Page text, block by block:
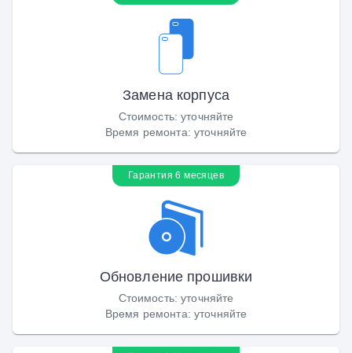
Замена корпуса
Стоимость:уточняйте
Время ремонта: уточняйте
Гарантия 6 месяцев
Обновление прошивки
Стоимость:уточняйте
Время ремонта: уточняйте